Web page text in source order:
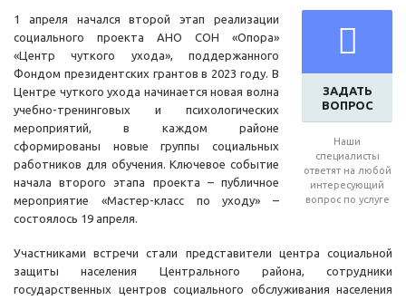
ЗАДАТЬ
ВОПРОС
Наши
специалисты
ответят на любой
интересующий
вопрос по услуге
1 апреля начался второй этап реализации
социального проекта АНО СОН «Опора»
«Центр чуткого ухода», поддержанного
Фондом президентских грантов в 2023 году. В
Центре чуткого ухода начинается новая волна
учебно-тренинговых и психологических
мероприятий, в каждом районе
сформированы новые группы социальных
работников для обучения. Ключевое событие
начала второго этапа проекта – публичное
мероприятие «Мастер-класс по уходу» –
состоялось 19 апреля.
Участниками встречи стали представители центра социальной
защиты населения Центрального района, сотрудники
государственных центров социального обслуживания населения